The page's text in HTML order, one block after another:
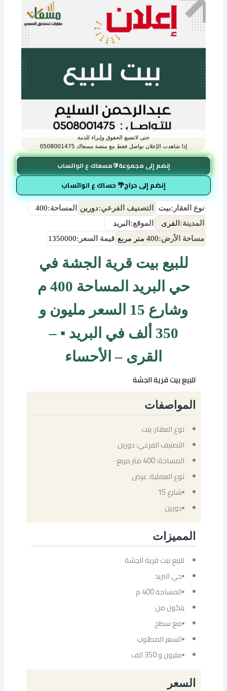
إنضم إلى مجموعة🔰مسعاك ع الواتساب
إنضم إلى حراج🌴 حساك ع الواتساب
نوع العقار:بيت التصنيف الفرعي:دورين المساحة:400
المدينة: القرى الموقع: البريد
مساحة الأرض:400 متر مربع قيمة السعر:1350000
للبيع بيت قرية الجشة في
حي البريد المساحة 400 م
وشارع 15 السعر مليون و
350 ألف في البريد ▪ –
القرى – الأحساء
للبيع بيت قرية الجشة
المواصفات
نوع العقار: بيت
التصنيف الفرعي: دورين
المساحة: 400 متر مربع
نوع العملية: عرض
▪شارع 15
▪دورين
المميزات
للبيع بيت قرية الجشة
▪حي البريد
▪المساحة 400 م
يتكون من
▪مع سطح
▪السعر المطلوب
▪مليون و 350 الف
السعر